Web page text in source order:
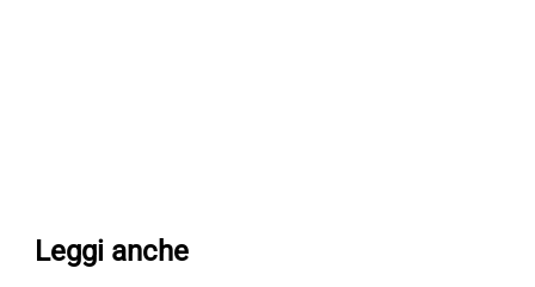
Leggi anche